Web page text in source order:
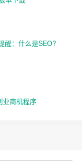
醒：什么是SEO?
业商机程序